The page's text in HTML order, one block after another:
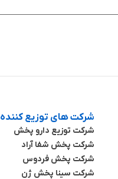
شرکت های توزیع کننده
شرکت توزیع دارو پخش
شرکت پخش شفا آراد
شرکت پخش فردوس
شرکت سینا پخش ژن